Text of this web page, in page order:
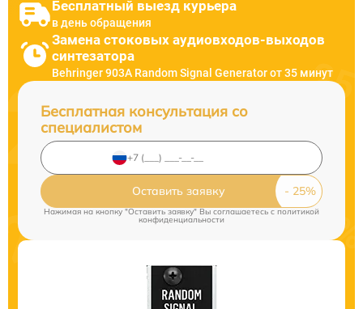
Бесплатный выезд курьера
в день обращения
Замена стоковых аудиовходов-выходов
синтезатора
Behringer 903A Random Signal Generator от 35 минут
Бесплатная консультация со
специалистом
Оставить заявку
Нажимая на кнопку "Оставить заявку" Вы соглашаетесь cполитикой
конфиденциальности